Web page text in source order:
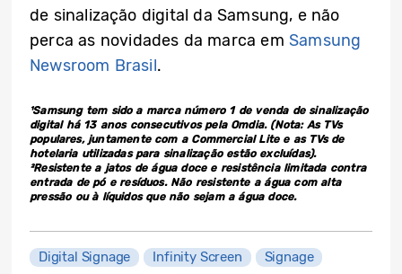
de sinalização digital da Samsung, e não
perca as novidades da marca em Samsung
Newsroom Brasil.
¹Samsung tem sido a marca número 1 de venda de sinalização
digital há 13 anos consecutivos pela Omdia. (Nota: As TVs
populares, juntamente com a Commercial Lite e as TVs de
hotelaria utilizadas para sinalização estão excluídas).
²Resistente a jatos de água doce e resistência limitada contra
entrada de pó e resíduos. Não resistente a água com alta
pressão ou à líquidos que não sejam a água doce.
Digital Signage Infinity Screen
Signage